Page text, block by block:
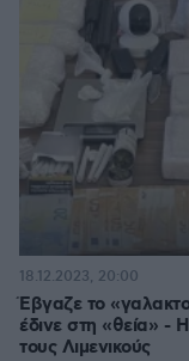
Έβγαζε το
έδινε στη «θεία» -
τους Λιμενικούς
18.12.2023, 20:00